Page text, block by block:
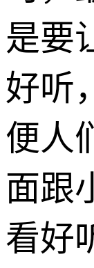
是要
好听
便人
面跟
看好